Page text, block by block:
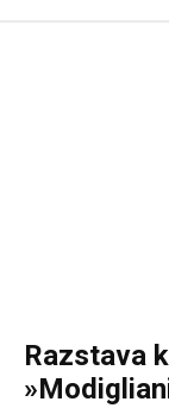
Razstava